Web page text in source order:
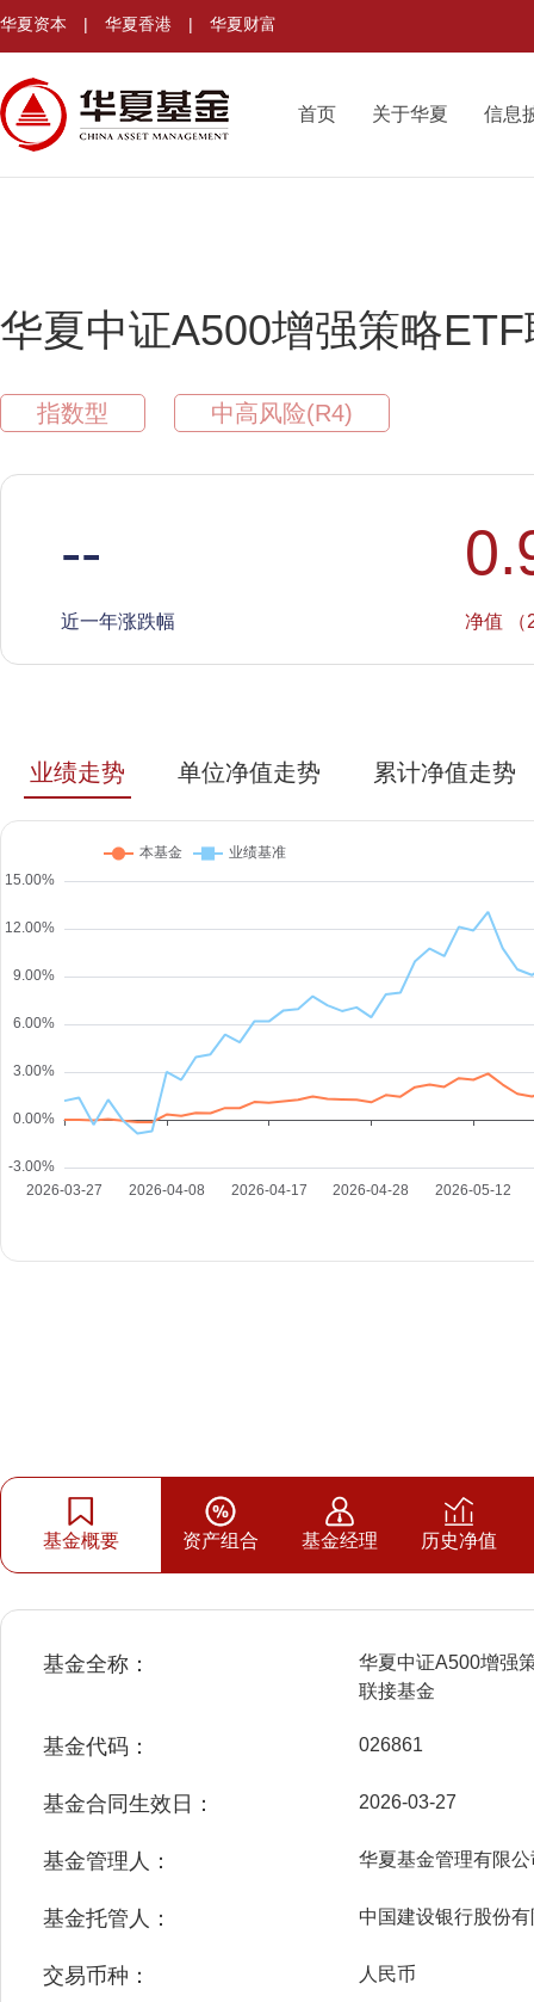
华夏资本 | 华夏香港 | 华夏财富
首页 关于华夏 信息
华夏中证A500增强策略
指数型 中高风险(R4)
--
近一年涨跌幅 净值 （
业绩走势 单位净值走势 累计净值走势
基金概要 资产组合 基金经理 历史净值
基金全称：
华夏中证A500增强
联接基金
基金代码： 026861
基金合同生效日： 2026-03-27
基金管理人： 华夏基金管理有限公
基金托管人： 中国建设银行股份
交易币种： 人民币